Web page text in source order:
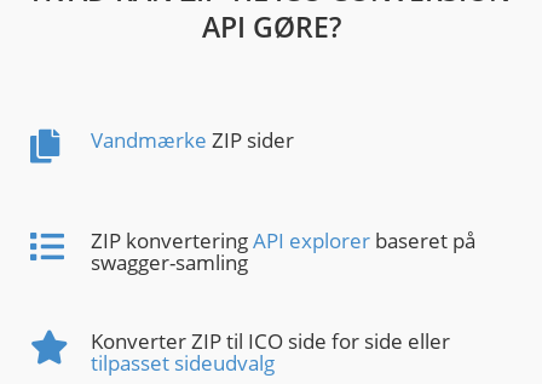
API GØRE?
Vandmærke ZIP sider
ZIP konverteringAPI explorer baseret på
swagger-samling
Konverter ZIP til ICO side for side eller
tilpasset sideudvalg